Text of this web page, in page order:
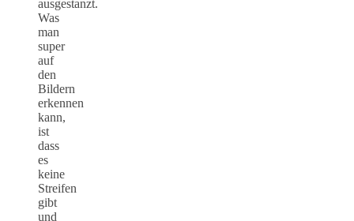
ausgestanzt.
Was
man
super
auf
den
Bildern
erkennen
kann,
ist
dass
es
keine
Streifen
gibt
und